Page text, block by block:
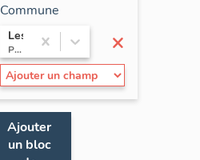
×
Commune
Les Costes
Provence-Alpes-Côte d'Azur / Hautes-Alpes
Ajouter
un bloc